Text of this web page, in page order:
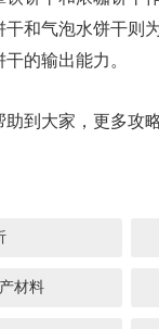
和气泡水饼干则
的输出能力。
到大家，更多攻
材料